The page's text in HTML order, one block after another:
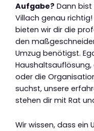
Aufgabe? Dann bist
Villach genau richtig!
bieten wir dir die
den
Umzug benötigst.
oder die
suchst, unsere
stehen dir mit Rat
Wir wissen, dass ein